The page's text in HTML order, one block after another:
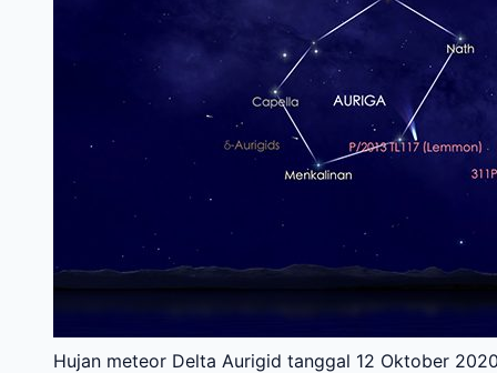
Hujan meteor Delta Aurigid tanggal 12 Oktober